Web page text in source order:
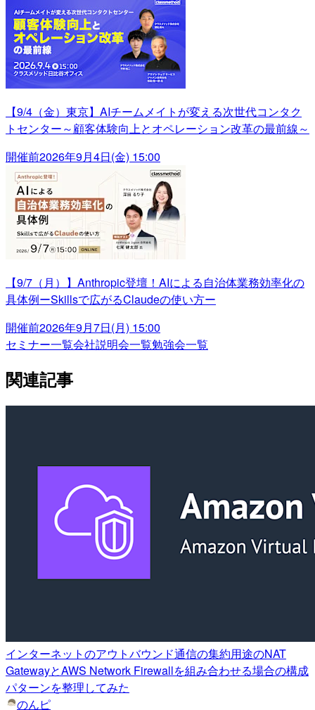
【9/4（金）東京】AIチームメイトが変える次世代コンタク
トセンター～顧客体験向上とオペレーション改革の最前線～
開催前2026年9月4日(金) 15:00
【9/7（月）】Anthropic登壇！AIによる自治体業務効率化の
具体例ーSkillsで広がるClaudeの使い方ー
開催前2026年9月7日(月) 15:00
セミナー一覧会社説明会一覧勉強会一覧
関連記事
インターネットのアウトバウンド通信の集約用途のNAT
GatewayとAWS Network Firewallを組み合わせる場合の構成
パターンを整理してみた
のんピ